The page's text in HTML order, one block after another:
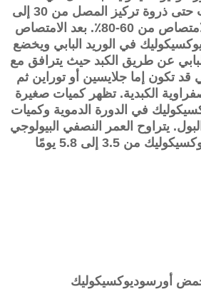
العلوية. يتراوح الوقت حتى ذروة تركيز المصل من 30 إلى
150 دقيقة. معدل الامتصاص من 60-80٪. بعد الامتصاص
في الوريد البابي ويخضع
عن طريق الكبد حيث يترافق مع
قد تكون إما جلايسين أو توراين ثم
الكبدية. تظهر كميات صغيرة
في الدورة الدموية وكميات
يتراوح العمر النصفي البيولوجي
من 3.5 إلى 5.8 يومًا
أورسوديوكسيكوليك